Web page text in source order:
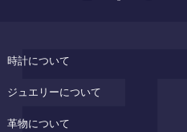
時計について
ジュエリーについて
革物について